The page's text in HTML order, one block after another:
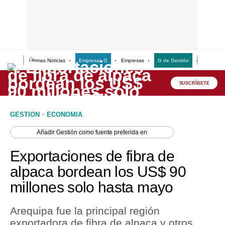
Últimas Noticias Empresas G Empresas G de Gestión
Lo último
Peru Quiosco
Economía
Mercados
Política
SUSCRÍBETE
GESTION > ECONOMIA
AñadirGestión como fuente preferida en
Exportaciones de fibra de
alpaca bordean los US$ 90
millones solo hasta mayo
Arequipa fue la principal región